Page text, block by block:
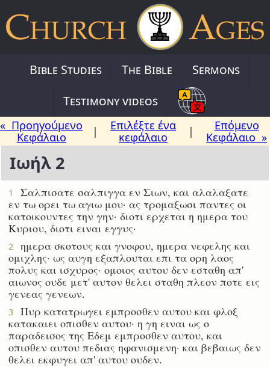
Bible Studies The Bible
Sermons
Testimony videos
« Προηγούμενο
Κεφάλαιο
|
Επιλέξτε ένα
κεφάλαιο
|
Επόμενο
Κεφάλαιο »
Ιωήλ 2
1
Σαλπισατε σαλπιγγα εν Σιων, και αλαλαξατε
εν τω ορει τω αγιω μου· ας τρομαξωσι παντες οι
κατοικουντες την γην· διοτι ερχεται η ημερα του
Κυριου, διοτι ειναι εγγυς·
2
ημερα σκοτους και γνοφου, ημερα νεφελης και
ομιχλης· ως αυγη εξαπλουται επι τα ορη λαος
πολυς και ισχυρος· ομοιος αυτου δεν εσταθη απ'
αιωνος ουδε μετ' αυτον θελει σταθη πλεον ποτε εις
γενεας γενεων.
3
Πυρ κατατρωγει εμπροσθεν αυτου και φλοξ
κατακαιει οπισθεν αυτου· η γη ειναι ως ο
παραδεισος της Εδεμ εμπροσθεν αυτου, και
οπισθεν αυτου πεδιας ηφανισμενη· και βεβαιως δεν
θελει εκφυγει απ' αυτου ουδεν.